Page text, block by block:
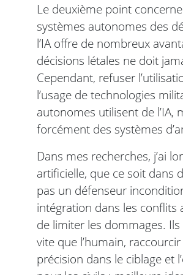
Le deuxième point
systèmes autonomes des
l’IA offre de nombreux
décisions létales ne doit
Cependant, refuser
l’usage de technologies
autonomes utilisent de l’IA,
forcément des systèmes
Dans mes recherches, j’ai
artificielle, que ce soit dans
pas un défenseur
intégration dans les conflits
de limiter les dommages.
vite que l’humain,
précision dans le ciblage et